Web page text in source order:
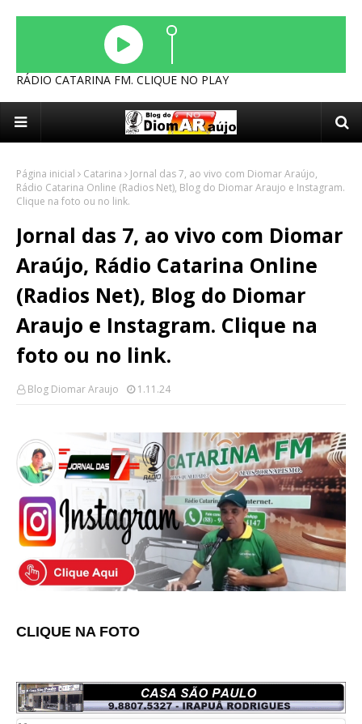
RÁDIO CATARINA FM. CLIQUE NO PLAY
Página inicial Catarina
Jornal das 7, ao vivo com Diomar Araújo,
Rádio Catarina Online (Radios Net), Blog do Diomar Araujo e Instagram.
Clique na foto ou no link.
Jornal das 7, ao vivo com Diomar
Araújo, Rádio Catarina Online
(Radios Net), Blog do Diomar
Araujo e Instagram. Clique na
foto ou no link.
Blog Diomar Araujo 1.11.24
CLIQUE NA FOTO